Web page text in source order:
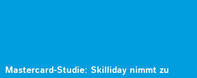
Mastercard-Studie: Skilliday nimmt zu